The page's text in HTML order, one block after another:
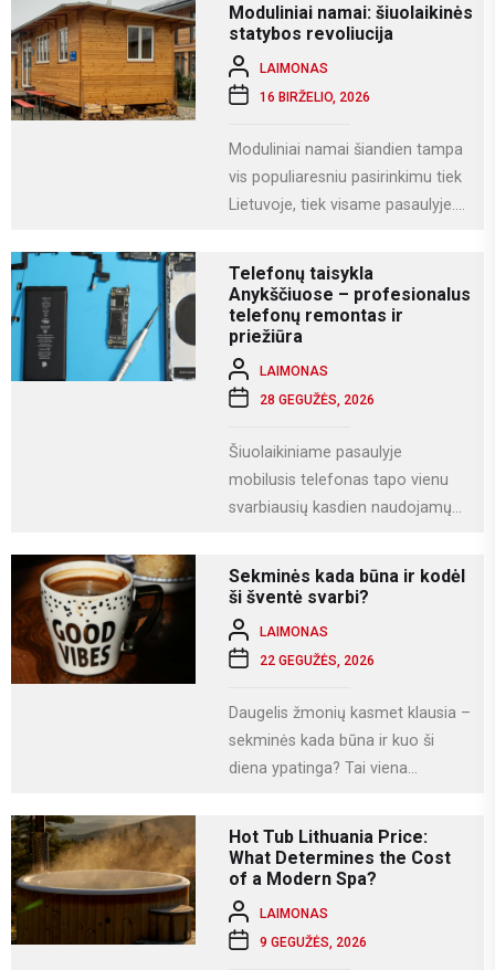
komunikacijai ir įvairioms
specializuotoms užduotims...
Moduliniai namai: šiuolaikinės
statybos revoliucija
LAIMONAS
16 BIRŽELIO, 2026
Moduliniai namai šiandien tampa
vis populiaresniu pasirinkimu tiek
Lietuvoje, tiek visame pasaulyje.
Telefonų taisykla
Anykščiuose – profesionalus
telefonų remontas ir
priežiūra
LAIMONAS
28 GEGUŽĖS, 2026
Šiuolaikiniame pasaulyje
mobilusis telefonas tapo vienu
svarbiausių kasdien naudojamų
naudojamės socialiniais...
Sekminės kada būna ir kodėl
ši šventė svarbi?
LAIMONAS
22 GEGUŽĖS, 2026
Daugelis žmonių kasmet klausia –
sekminės kada būna ir kuo ši
diena ypatinga? Tai viena
Hot Tub Lithuania Price:
What Determines the Cost
of a Modern Spa?
LAIMONAS
9 GEGUŽĖS, 2026